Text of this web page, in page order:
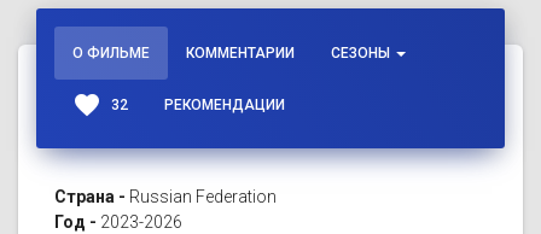
О ФИЛЬМЕ КОММЕНТАРИИ СЕЗОНЫ
favorite 32 РЕКОМЕНДАЦИИ
Страна - Russian Federation
Год - 2023-2026